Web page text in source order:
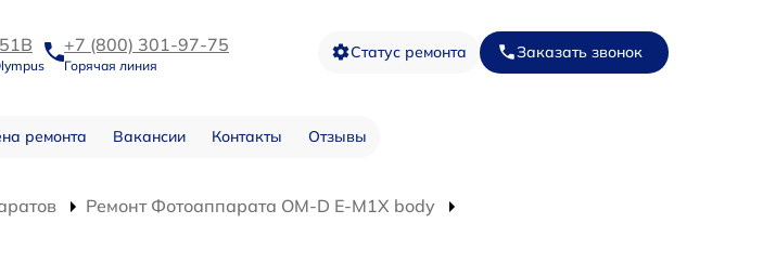
+7 (800) 301-97-75
Горячая линия
Статус ремонта Заказать звонок
ремонта Вакансии Контакты Отзывы
Ремонт Фотоаппарата OM-D E-M1X body